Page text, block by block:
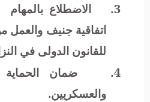
3. الاضطلاع بالمهام
اتفاقية جنيف والعمل
للقانون الدولى في
4.
ضمان الحماية
والعسكريين.